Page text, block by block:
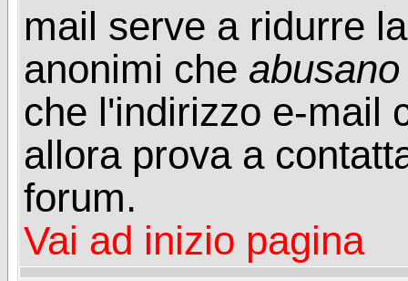
mail serve a ridurre
anonimi che abusano
che l'indirizzo e-mail
allora prova a
forum.
Vai ad inizio pagina